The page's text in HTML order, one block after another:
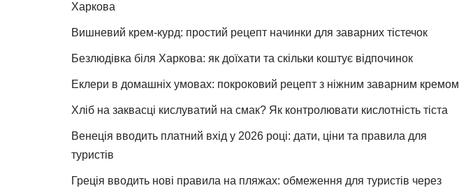
Харкова
Вишневий крем-курд: простий рецепт начинки для заварних тістечок
Безлюдівка біля Харкова: як доїхати та скільки коштує відпочинок
Еклери в домашніх умовах: покроковий рецепт з ніжним заварним кремом
Хліб на заквасці кислуватий на смак? Як контролювати кислотність тіста
Венеція вводить платний вхід у 2026 році: дати, ціни та правила для
туристів
Греція вводить нові правила на пляжах: обмеження для туристів через